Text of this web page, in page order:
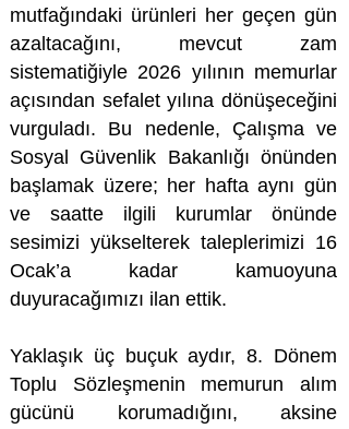
mutfağındaki ürünleri her geçen gün
azaltacağını, mevcut zam
sistematiğiyle 2026 yılının memurlar
açısından sefalet yılına dönüşeceğini
vurguladı. Bu nedenle, Çalışma ve
Sosyal Güvenlik Bakanlığı önünden
başlamak üzere; her hafta aynı gün
ve saatte ilgili kurumlar önünde
sesimizi yükselterek taleplerimizi 16
Ocak’a kadar kamuoyuna
duyuracağımızı ilan ettik.
Yaklaşık üç buçuk aydır, 8. Dönem
Toplu Sözleşmenin memurun alım
gücünü korumadığını, aksine